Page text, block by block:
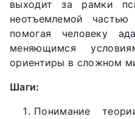
выходит за рамки
неотъемлемой частью
помогая человеку
меняющимся
ориентиры в сложном
Шаги:
Понимание